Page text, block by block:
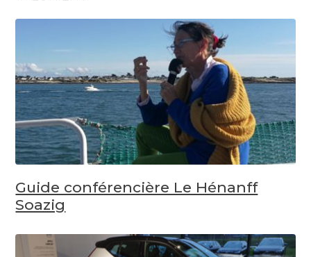
Guide conférencière Le Hénanff
Soazig